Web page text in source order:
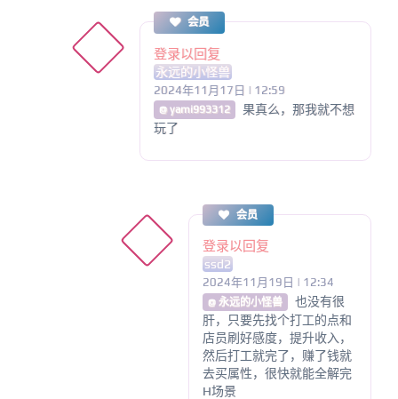
会员
登录以回复
永远的小怪兽
2024年11月17日 | 12:59
@ yami993312
果真么，那我就不想
玩了
会员
登录以回复
ssd2
2024年11月19日 | 12:34
@ 永远的小怪兽
也没有很
肝，只要先找个打工的点和
店员刷好感度，提升收入，
然后打工就完了，赚了钱就
去买属性，很快就能全解完
H场景